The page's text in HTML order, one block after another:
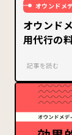
オウンドメ
オウンド
用代行の
記事を読む